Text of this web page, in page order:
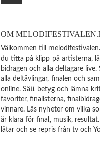
OM
Välkommen till
du titta på klipp på artisterna,
bidragen och alla deltagare live.
alla deltävlingar, finalen och
online. Sätt betyg och lämna
favoriter, finalisterna,
vinnare. Läs nyheter om vilka
är klara för final, musik,
låtar och se repris från tv och